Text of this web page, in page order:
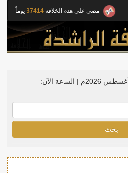
مضى على هدم الخلافة 37414 يوماً
الساعة الآن:
بحث